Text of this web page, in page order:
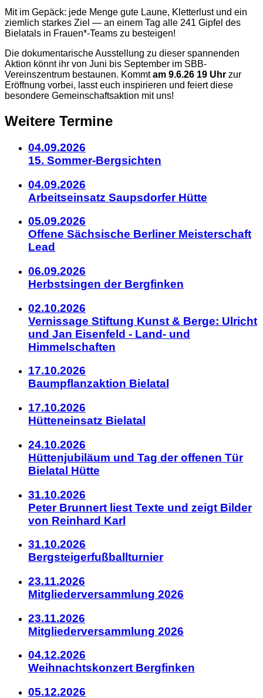
Mit im Gepäck: jede Menge gute Laune, Kletterlust und ein
ziemlich starkes Ziel — an einem Tag alle 241 Gipfel des
Bielatals in Frauen*-Teams zu besteigen!
Die dokumentarische Ausstellung zu dieser spannenden
Aktion könnt ihr von Juni bis September im SBB-
Vereinszentrum bestaunen. Kommtam 9.6.26 19 Uhr zur
Eröffnung vorbei, lasst euch inspirieren und feiert diese
besondere Gemeinschaftsaktion mit uns!
Weitere Termine
04.09.2026
15. Sommer-Bergsichten
04.09.2026
Arbeitseinsatz Saupsdorfer Hütte
05.09.2026
Offene Sächsische Berliner Meisterschaft
Lead
06.09.2026
Herbstsingen der Bergfinken
02.10.2026
Vernissage Stiftung Kunst & Berge: Ulricht
und Jan Eisenfeld - Land- und
Himmelschaften
17.10.2026
Baumpflanzaktion Bielatal
17.10.2026
Hütteneinsatz Bielatal
24.10.2026
Hüttenjubiläum und Tag der offenen Tür
Bielatal Hütte
31.10.2026
Peter Brunnert liest Texte und zeigt Bilder
von Reinhard Karl
31.10.2026
Bergsteigerfußballturnier
23.11.2026
Mitgliederversammlung 2026
23.11.2026
Mitgliederversammlung 2026
04.12.2026
Weihnachtskonzert Bergfinken
05.12.2026